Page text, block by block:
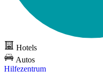
Hotels
Autos
Hilfezentrum